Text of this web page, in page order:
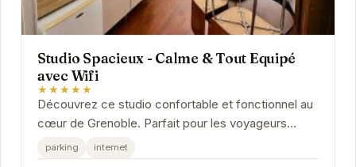
Studio Spacieux - Calme & Tout Equipé
avec Wifi
★★★★★
Découvrez ce studio confortable et fonctionnel au
cœur de Grenoble. Parfait pour les voyageurs
d'affaires ou les couples, il offre un espace...
parking internet